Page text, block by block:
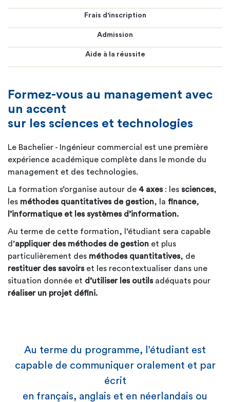
Frais d'inscription
Admission
Aide à la réussite
Formez-vous au management avec
un accent
sur les sciences et technologies
Le Bachelier - Ingénieur commercial est une première
expérience académique complète dans le monde du
management et des technologies.
La formation s’organise autour de 4 axes: les sciences,
les méthodes quantitatives de gestion, la finance,
l’informatique et les systèmes d’information.
Au terme de cette formation, l’étudiant sera capable
d’appliquer des méthodes de gestion et plus
particulièrement des méthodes quantitatives, de
restituer des savoirset les recontextualiser dans une
situation donnée et d’utiliser les outilsadéquats pour
réaliser un projet défini.
Au terme du programme, l’étudiant est
capable de communiquer oralement et par
écrit
en français, anglais et en néerlandais ou